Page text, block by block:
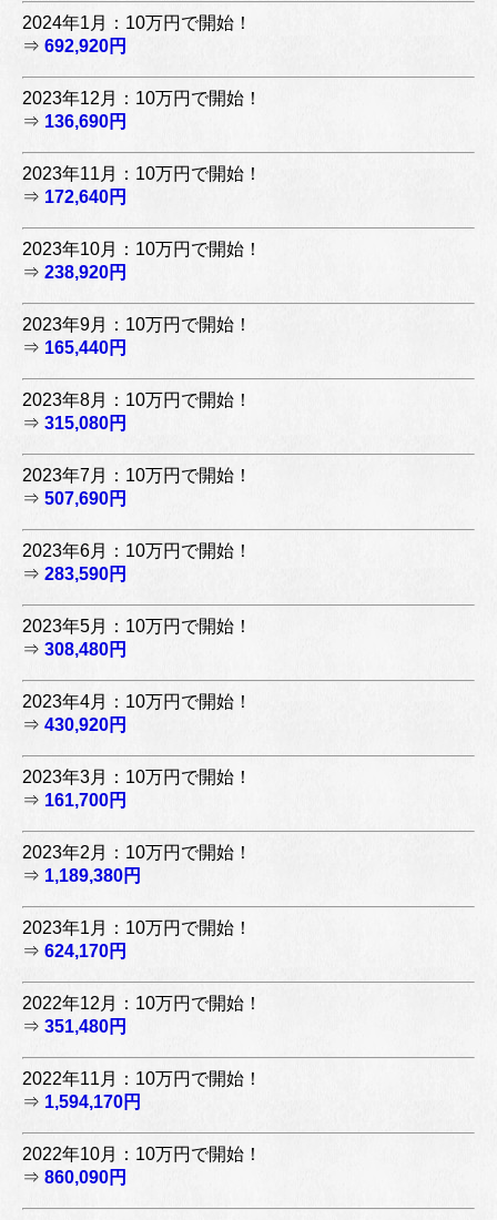
2024年1月：10万円で開始！
⇒ 692,920円
2023年12月：10万円で開始！
⇒ 136,690円
2023年11月：10万円で開始！
⇒ 172,640円
2023年10月：10万円で開始！
⇒ 238,920円
2023年9月：10万円で開始！
⇒ 165,440円
2023年8月：10万円で開始！
⇒ 315,080円
2023年7月：10万円で開始！
⇒ 507,690円
2023年6月：10万円で開始！
⇒ 283,590円
2023年5月：10万円で開始！
⇒ 308,480円
2023年4月：10万円で開始！
⇒ 430,920円
2023年3月：10万円で開始！
⇒ 161,700円
2023年2月：10万円で開始！
⇒ 1,189,380円
2023年1月：10万円で開始！
⇒ 624,170円
2022年12月：10万円で開始！
⇒ 351,480円
2022年11月：10万円で開始！
⇒ 1,594,170円
2022年10月：10万円で開始！
⇒ 860,090円